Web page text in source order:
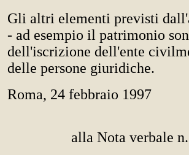
Gli altri elementi previsti
- ad esempio il patrimonio
dell'iscrizione dell'ente
delle persone giuridiche.
Roma, 24 febbraio 1997
alla Nota verbale